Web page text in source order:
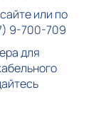
или по
9-700-709
для